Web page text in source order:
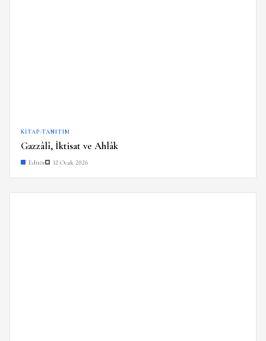
KITAP-TANITIM
Gazzâlî, İktisat ve Ahlâk
Editör 12 Ocak 2026